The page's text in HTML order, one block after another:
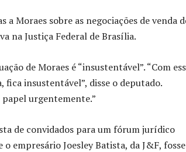
Moraes sobre as negociações de venda
na Justiça Federal de Brasília.
de Moraes é “insustentável”. “Com
insustentável”, disse o deputado.
papel urgentemente.”
de convidados para um fórum jurídico
empresário Joesley Batista, da J&F, fosse